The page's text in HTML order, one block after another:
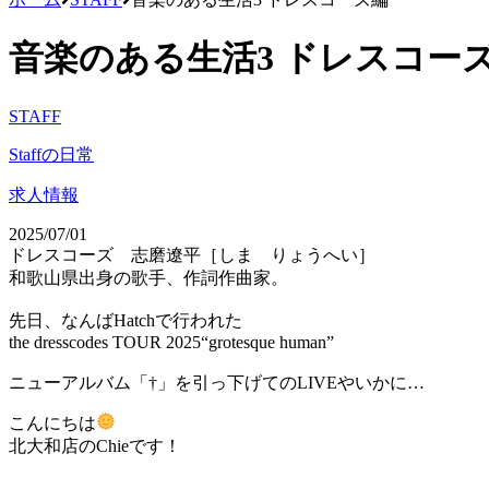
音楽のある生活3 ドレスコー
STAFF
Staffの日常
求人情報
2025/07/01
ドレスコーズ 志磨遼平［しま りょうへい］
和歌山県出身の歌手、作詞作曲家。
先日、なんばHatchで行われた
the dresscodes TOUR 2025“grotesque human”
ニューアルバム「†」を引っ下げてのLIVEやいかに…
こんにちは
北大和店のChieです！